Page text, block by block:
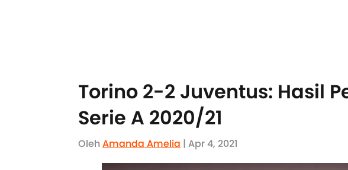
Torino 2-2 Juventus: Hasil
Serie A 2020/21
OlehAmanda Amelia | Apr 4, 2021